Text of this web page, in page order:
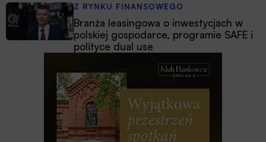
Z RYNKU FINANSOWEGO
Branża leasingowa o inwestycjach w
polskiej gospodarce, programie SAFE i
polityce dual use